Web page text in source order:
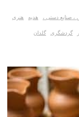
، صنایع دستی ، هدیه هنری
گردشگری
گلدان